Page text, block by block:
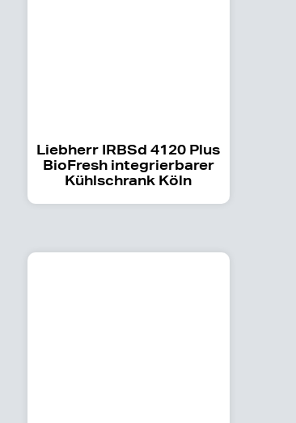
Liebherr IRBSd 4120 Plus
BioFresh integrierbarer
Kühlschrank Köln